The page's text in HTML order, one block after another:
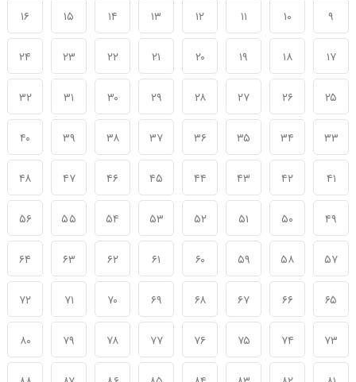
۹ ۱۰ ۱۱ ۱۲ ۱۳ ۱۴ ۱۵ ۱۶
۱۷ ۱۸ ۱۹ ۲۰ ۲۱ ۲۲ ۲۳ ۲۴
۲۵ ۲۶ ۲۷ ۲۸ ۲۹ ۳۰ ۳۱ ۳۲
۳۳ ۳۴ ۳۵ ۳۶ ۳۷ ۳۸ ۳۹ ۴۰
۴۱ ۴۲ ۴۳ ۴۴ ۴۵ ۴۶ ۴۷ ۴۸
۴۹ ۵۰ ۵۱ ۵۲ ۵۳ ۵۴ ۵۵ ۵۶
۵۷ ۵۸ ۵۹ ۶۰ ۶۱ ۶۲ ۶۳ ۶۴
۶۵ ۶۶ ۶۷ ۶۸ ۶۹ ۷۰ ۷۱ ۷۲
۷۳ ۷۴ ۷۵ ۷۶ ۷۷ ۷۸ ۷۹ ۸۰